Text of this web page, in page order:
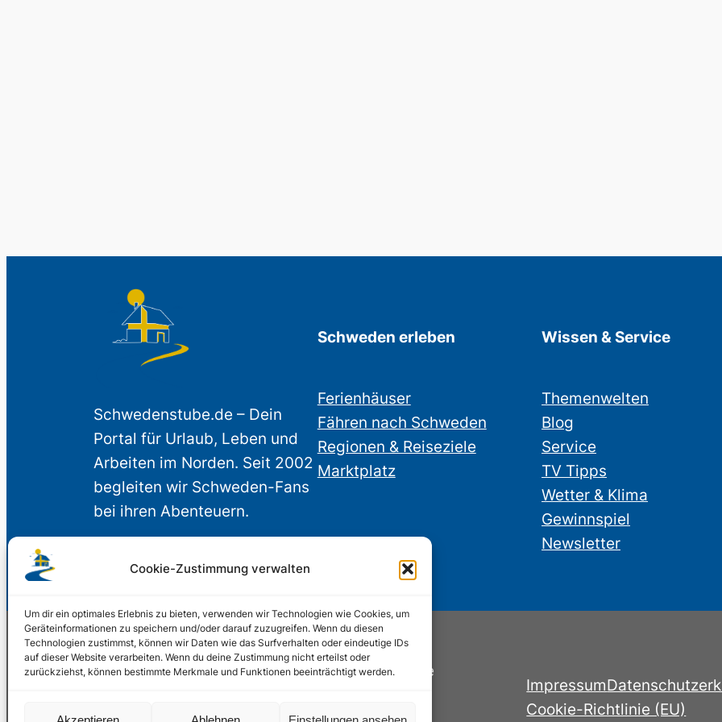
Cookie-Zustimmung verwalten
Um dir ein optimales Erlebnis zu bieten, verwenden wir Technologien wie Cookies, um
Geräteinformationen zu speichern und/oder darauf zuzugreifen. Wenn du diesen
Technologien zustimmst, können wir Daten wie das Surfverhalten oder eindeutige IDs
auf dieser Website verarbeiten. Wenn du deine Zustimmung nicht erteilst oder
zurückziehst, können bestimmte Merkmale und Funktionen beeinträchtigt werden.
Schwedenstube.de – Dein
Portal für Urlaub, Leben und
Arbeiten im Norden. Seit 2002
begleiten wir Schweden-Fans
bei ihren Abenteuern.
Schweden erleben
Ferienhäuser
Fähren nach Schweden
Regionen & Reiseziele
Marktplatz
Wissen & Service
Themenwelten
Blog
Service
TV Tipps
Wetter & Klima
Gewinnspiel
Newsletter
© 2002 – 2026 Schwedenstube.de
Impressum
Cookie-Richtlinie (EU)